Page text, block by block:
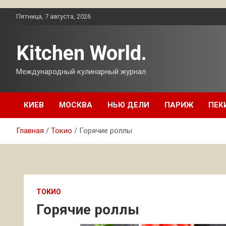
ПерейтиПятница, 7 августа, 2026
Kitchen World.
Международный кулинарный журнал.
КИЕВ МОСКВА НЬЮ ДЕЛИ ПАРИЖ
Главная Токио Горячие роллы
ТОКИО
Горячие роллы